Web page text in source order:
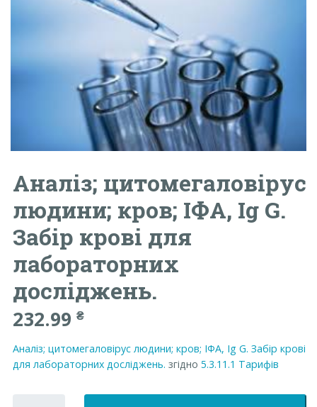
Аналіз; цитомегаловірус
людини; кров; ІФА, Ig G.
Забір крові для
лабораторних
досліджень.
232.99 ₴
Аналіз; цитомегаловірус людини; кров; ІФА, Ig G. Забір крові
для лабораторних досліджень. згідно 5.3.11.1 Тарифів